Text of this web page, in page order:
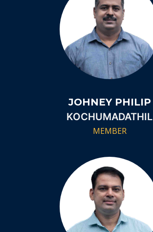
JOHNEY PHILIP
KOCHUMADATHIL
MEMBER